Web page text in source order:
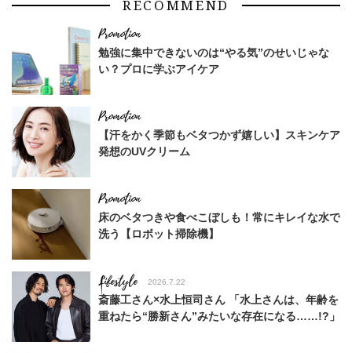
RECOMMEND
勉強に集中できないのは“やる気”のせいじゃな
い？プロに学ぶアイケア
【汗をかく季節もベタつかず嬉しい】スキンケア
発想のUVクリーム
床のベタつきや食べこぼしも！常にキレイな水で
洗う【ロボット掃除機】
Lifestyle 2026.7.22
斎藤工さん×水上恒司さん 「水上さんは、年齢を
重ねたら“勝新さん”みたいな存在になる……!?」